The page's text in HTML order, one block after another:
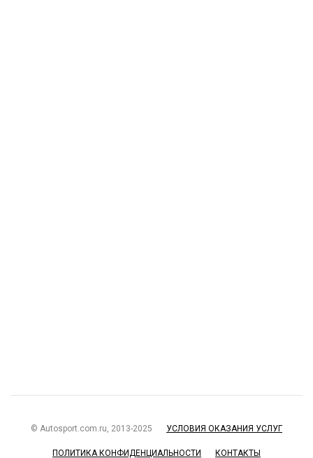
© Autosport.com.ru, 2013-2025 УСЛОВИЯ ОКАЗАНИЯ УСЛУГ
ПОЛИТИКА КОНФИДЕНЦИАЛЬНОСТИ КОНТАКТЫ